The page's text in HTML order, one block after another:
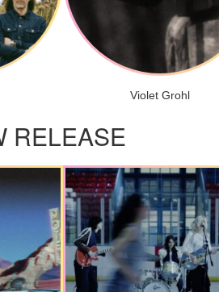
Violet Grohl
RELEASE